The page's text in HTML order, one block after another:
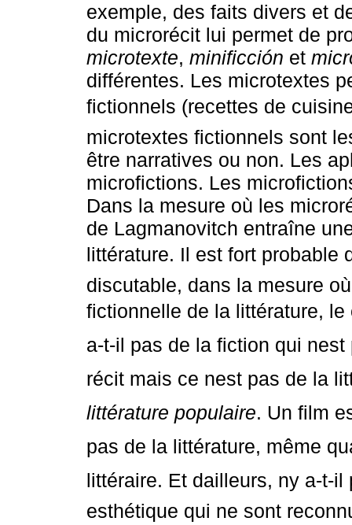
exemple, des faits divers et
du microrécit lui permet de
microtexte, minificción et
différentes. Les microtextes
fictionnels (recettes de
microtextes fictionnels sont
être narratives ou non. Les
microfictions. Les
Dans la mesure où les
de Lagmanovitch entraîne
littérature. Il est fort probable
discutable, dans la mesure
fictionnelle de la littérature, le
a-t-il pas de la fiction qui
récit mais ce nest pas de la
littérature populaire. Un film
pas de la littérature, même
littéraire. Et dailleurs, ny a-
esthétique qui ne sont